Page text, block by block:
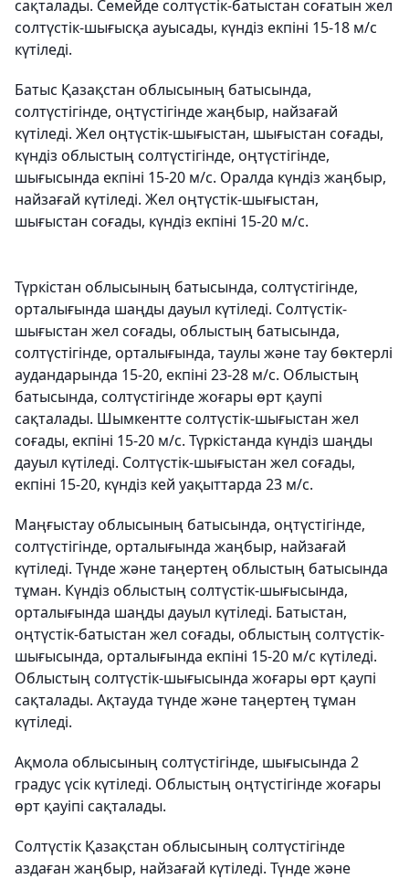
сақталады. Семейде солтүстік-батыстан соғатын жел
солтүстік-шығысқа ауысады, күндіз екпіні 15-18 м/с
күтіледі.
Батыс Қазақстан облысының батысында,
солтүстігінде, оңтүстігінде жаңбыр, найзағай
күтіледі. Жел оңтүстік-шығыстан, шығыстан соғады,
күндіз облыстың солтүстігінде, оңтүстігінде,
шығысында екпіні 15-20 м/с. Оралда күндіз жаңбыр,
найзағай күтіледі. Жел оңтүстік-шығыстан,
шығыстан соғады, күндіз екпіні 15-20 м/с.
Түркістан облысының батысында, солтүстігінде,
орталығында шаңды дауыл күтіледі. Солтүстік-
шығыстан жел соғады, облыстың батысында,
солтүстігінде, орталығында, таулы және тау бөктерлі
аудандарында 15-20, екпіні 23-28 м/с. Облыстың
батысында, солтүстігінде жоғары өрт қаупі
сақталады. Шымкентте солтүстік-шығыстан жел
соғады, екпіні 15-20 м/с. Түркістанда күндіз шаңды
дауыл күтіледі. Солтүстік-шығыстан жел соғады,
екпіні 15-20, күндіз кей уақыттарда 23 м/с.
Маңғыстау облысының батысында, оңтүстігінде,
солтүстігінде, орталығында жаңбыр, найзағай
күтіледі. Түнде және таңертең облыстың батысында
тұман. Күндіз облыстың солтүстік-шығысында,
орталығында шаңды дауыл күтіледі. Батыстан,
оңтүстік-батыстан жел соғады, облыстың солтүстік-
шығысында, орталығында екпіні 15-20 м/с күтіледі.
Облыстың солтүстік-шығысында жоғары өрт қаупі
сақталады. Ақтауда түнде және таңертең тұман
күтіледі.
Ақмола облысының солтүстігінде, шығысында 2
градус үсік күтіледі. Облыстың оңтүстігінде жоғары
өрт қауіпі сақталады.
Солтүстік Қазақстан облысының солтүстігінде
аздаған жаңбыр, найзағай күтіледі. Түнде және